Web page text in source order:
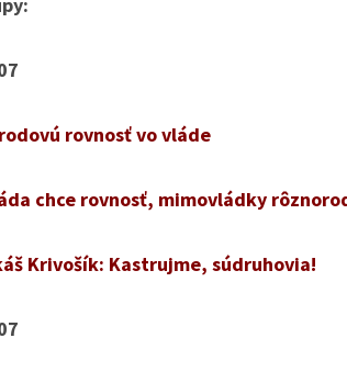
rovnosť vo vláde
chce rovnosť, mimovládky
Krivošík: Kastrujme, súdruhovia!